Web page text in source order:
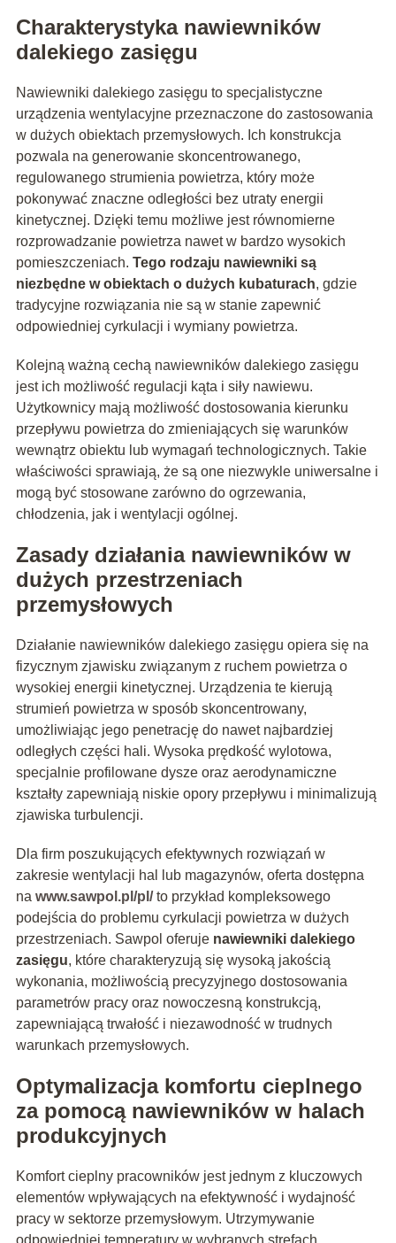
Charakterystyka nawiewników
dalekiego zasięgu
Nawiewniki dalekiego zasięgu to specjalistyczne
urządzenia wentylacyjne przeznaczone do zastosowania
w dużych obiektach przemysłowych. Ich konstrukcja
pozwala na generowanie skoncentrowanego,
regulowanego strumienia powietrza, który może
pokonywać znaczne odległości bez utraty energii
kinetycznej. Dzięki temu możliwe jest równomierne
rozprowadzanie powietrza nawet w bardzo wysokich
pomieszczeniach. Tego rodzaju nawiewniki są
niezbędne w obiektach o dużych kubaturach, gdzie
tradycyjne rozwiązania nie są w stanie zapewnić
odpowiedniej cyrkulacji i wymiany powietrza.
Kolejną ważną cechą nawiewników dalekiego zasięgu
jest ich możliwość regulacji kąta i siły nawiewu.
Użytkownicy mają możliwość dostosowania kierunku
przepływu powietrza do zmieniających się warunków
wewnątrz obiektu lub wymagań technologicznych. Takie
właściwości sprawiają, że są one niezwykle uniwersalne i
mogą być stosowane zarówno do ogrzewania,
chłodzenia, jak i wentylacji ogólnej.
Zasady działania nawiewników w
dużych przestrzeniach
przemysłowych
Działanie nawiewników dalekiego zasięgu opiera się na
fizycznym zjawisku związanym z ruchem powietrza o
wysokiej energii kinetycznej. Urządzenia te kierują
strumień powietrza w sposób skoncentrowany,
umożliwiając jego penetrację do nawet najbardziej
odległych części hali. Wysoka prędkość wylotowa,
specjalnie profilowane dysze oraz aerodynamiczne
kształty zapewniają niskie opory przepływu i minimalizują
zjawiska turbulencji.
Dla firm poszukujących efektywnych rozwiązań w
zakresie wentylacji hal lub magazynów, oferta dostępna
na www.sawpol.pl/pl/to przykład kompleksowego
podejścia do problemu cyrkulacji powietrza w dużych
przestrzeniach. Sawpol oferuje nawiewniki dalekiego
zasięgu, które charakteryzują się wysoką jakością
wykonania, możliwością precyzyjnego dostosowania
parametrów pracy oraz nowoczesną konstrukcją,
zapewniającą trwałość i niezawodność w trudnych
warunkach przemysłowych.
Optymalizacja komfortu cieplnego
za pomocą nawiewników w halach
produkcyjnych
Komfort cieplny pracowników jest jednym z kluczowych
elementów wpływających na efektywność i wydajność
pracy w sektorze przemysłowym. Utrzymywanie